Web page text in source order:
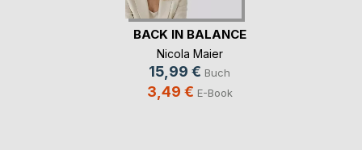
BACK IN BALANCE
Nicola Maier
15,99 € Buch
3,49 € E-Book